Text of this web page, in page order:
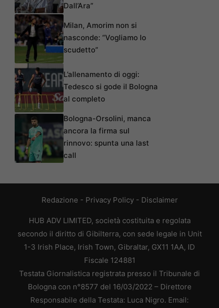
Dall’Ara”
Milan, Amorim non si
nasconde: “Vogliamo lo
scudetto”
L’allenamento di oggi:
Tedesco si gode il Bologna
al completo
Bologna-Orsolini, manca
ancora la firma sul
rinnovo: spunta una last
call
Redazione - Privacy Policy- Disclaimer
HUB ADV LIMITED, società costituita e regolata
secondo il diritto di Gibilterra, con sede legale in Unit
1-3 Irish Place, Irish Town, Gibraltar, GX11 1AA, ID
Fiscale 124881
Testata Giornalistica registrata presso il Tribunale di
Bologna con n°8577 del 16/03/2022 – Direttore
Responsabile della Testata: Luca Nigro. Email: